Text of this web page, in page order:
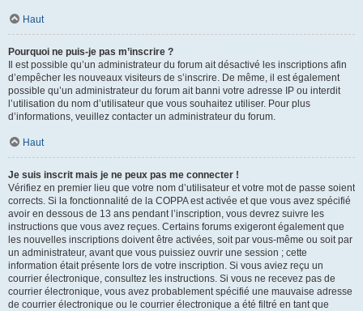
Haut
Pourquoi ne puis-je pas m’inscrire ?
Il est possible qu’un administrateur du forum ait désactivé les inscriptions afin
d’empêcher les nouveaux visiteurs de s’inscrire. De même, il est également
possible qu’un administrateur du forum ait banni votre adresse IP ou interdit
l’utilisation du nom d’utilisateur que vous souhaitez utiliser. Pour plus
d’informations, veuillez contacter un administrateur du forum.
Haut
Je suis inscrit mais je ne peux pas me connecter !
Vérifiez en premier lieu que votre nom d’utilisateur et votre mot de passe soient
corrects. Si la fonctionnalité de la COPPA est activée et que vous avez spécifié
avoir en dessous de 13 ans pendant l’inscription, vous devrez suivre les
instructions que vous avez reçues. Certains forums exigeront également que
les nouvelles inscriptions doivent être activées, soit par vous-même ou soit par
un administrateur, avant que vous puissiez ouvrir une session ; cette
information était présente lors de votre inscription. Si vous aviez reçu un
courrier électronique, consultez les instructions. Si vous ne recevez pas de
courrier électronique, vous avez probablement spécifié une mauvaise adresse
de courrier électronique ou le courrier électronique a été filtré en tant que